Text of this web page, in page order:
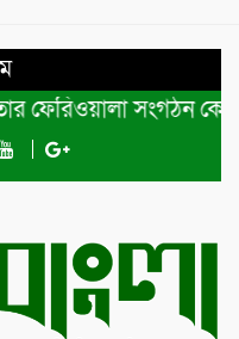
সংগঠন কেন্দ্রীয়